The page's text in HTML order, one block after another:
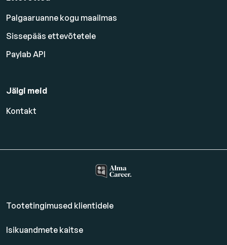
Palgaaruanne kogu maailmas
Sissepääs ettevõtetele
Paylab API
Jälgi meid
Kontakt
Tootetingimused klientidele
Isikuandmete kaitse